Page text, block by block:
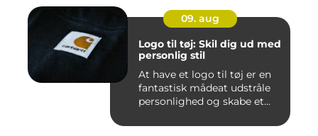
09. aug
Logo til tøj: Skil dig ud med
personlig stil
At have et logo til tøj er en
fantastisk mådeat udstråle
personlighed og skabe et...